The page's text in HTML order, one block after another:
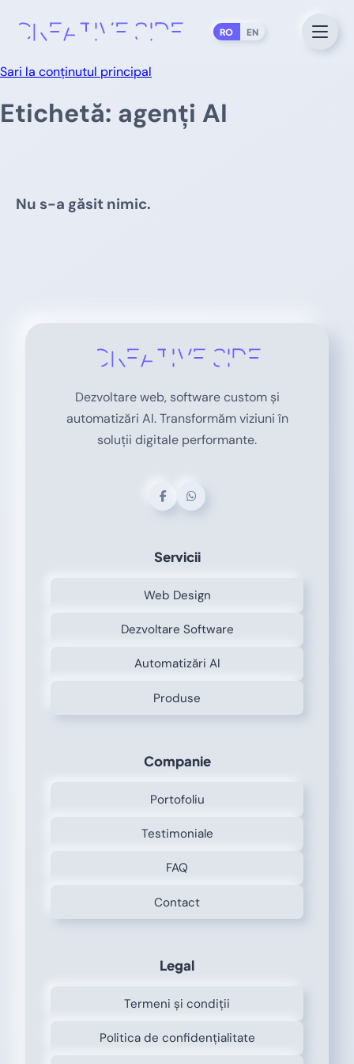
RO EN
Sari la conținutul principal
Etichetă: agenți AI
Nu s-a găsit nimic.
Dezvoltare web, software custom și
automatizări AI. Transformăm viziuni în
soluții digitale performante.
Servicii
Web Design
Dezvoltare Software
Automatizări AI
Produse
Companie
Portofoliu
Testimoniale
FAQ
Contact
Legal
Termeni și condiții
Politica de confidențialitate